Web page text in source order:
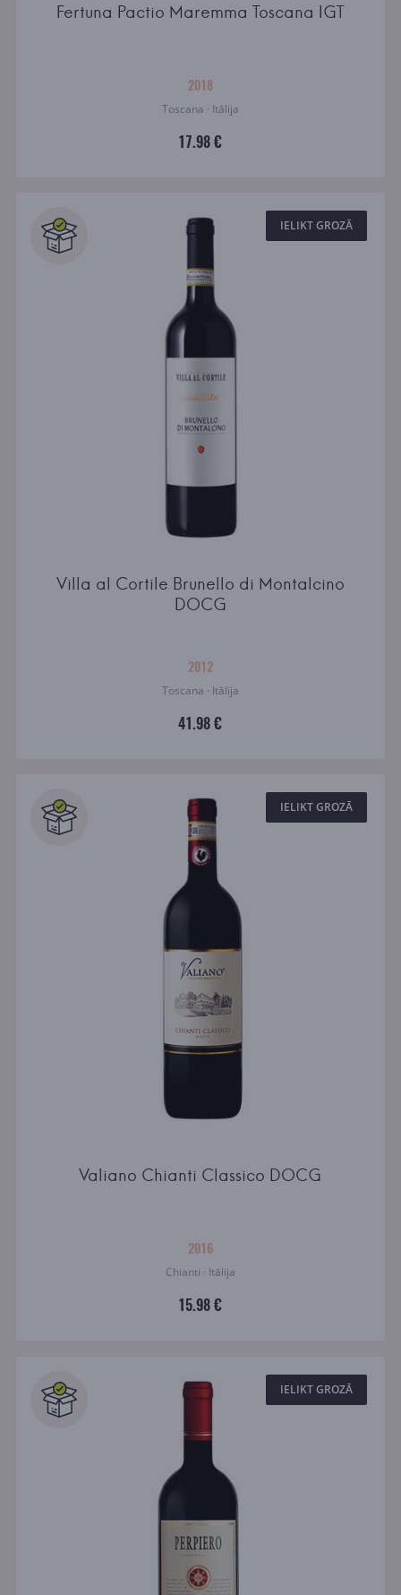
Fertuna Pactio Maremma Toscana IGT
2018
Toscana · Itālija
17.98 €
IELIKT GROZĀ
Villa al Cortile Brunello di Montalcino
DOCG
2012
Toscana · Itālija
41.98 €
IELIKT GROZĀ
Valiano Chianti Classico DOCG
2016
Chianti · Itālija
15.98 €
IELIKT GROZĀ